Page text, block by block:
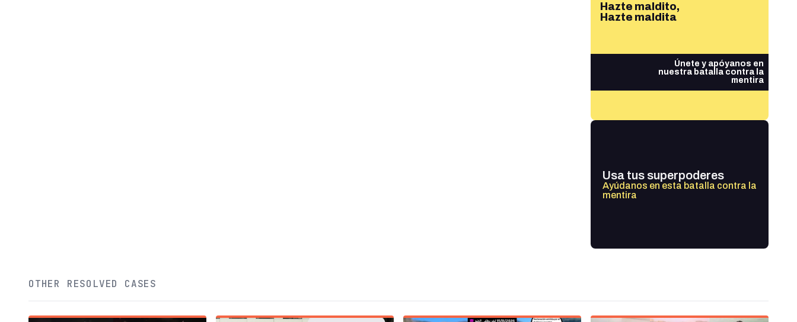
Hazte maldito,
Hazte maldita
Únete y apóyanos en
nuestra batalla contra la
mentira
Usa tus superpoderes
Ayúdanos en esta batalla contra la
mentira
OTHER RESOLVED CASES